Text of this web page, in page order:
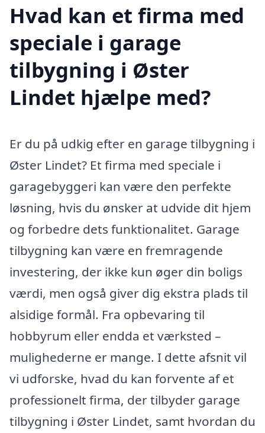
Hvad kan et firma med
speciale i garage
tilbygning i Øster
Lindet hjælpe med?
Er du på udkig efter en garage tilbygning i
Øster Lindet? Et firma med speciale i
garagebyggeri kan være den perfekte
løsning, hvis du ønsker at udvide dit hjem
og forbedre dets funktionalitet. Garage
tilbygning kan være en fremragende
investering, der ikke kun øger din boligs
værdi, men også giver dig ekstra plads til
alsidige formål. Fra opbevaring til
hobbyrum eller endda et værksted –
mulighederne er mange. I dette afsnit vil
vi udforske, hvad du kan forvente af et
professionelt firma, der tilbyder garage
tilbygning i Øster Lindet, samt hvordan du